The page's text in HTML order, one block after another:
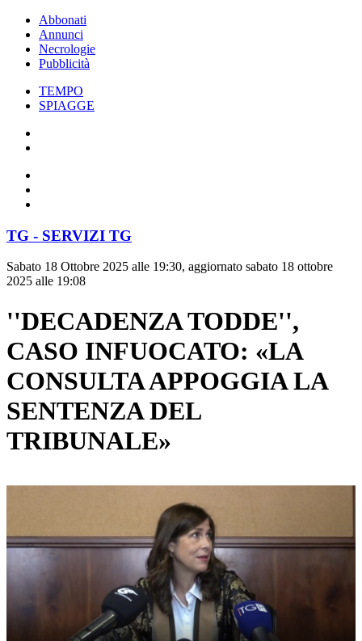
Abbonati
Annunci
Necrologie
Pubblicità
TEMPO
SPIAGGE
TG - SERVIZI TG
Sabato 18 Ottobre 2025 alle 19:30, aggiornato sabato 18 ottobre
2025 alle 19:08
''DECADENZA TODDE'',
CASO INFUOCATO: «LA
CONSULTA APPOGGIA LA
SENTENZA DEL
TRIBUNALE»